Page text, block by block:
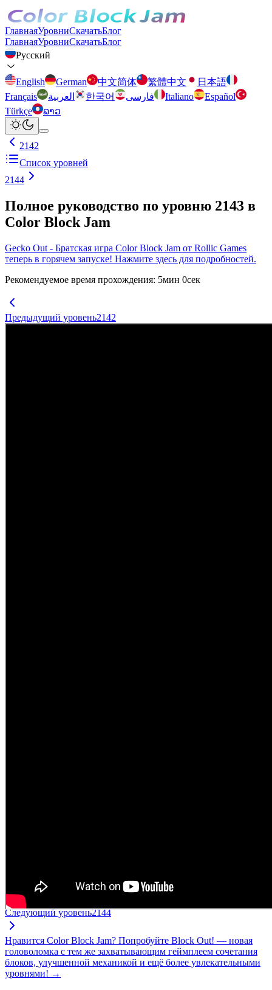
ГлавнаяУровниСкачатьБлог
ГлавнаяУровниСкачатьБлог
Русский
English German 中文简体 繁體中文
日本語
Français
العربية 한국어 فارسی Italiano
Español
Türkçe
ລາວ
2142
Список уровней
2144
Полное руководство по уровню 2143 в
Color Block Jam
Gecko Out - Братская игра Color Block Jam от Rollic Games
теперь в горячем запуске! Нажмите здесь для подробностей.
Рекомендуемое время прохождения: 5мин 0сек
Предыдущий уровень2142
Следующий уровень2144
Нравится Color Block Jam? Попробуйте Block Out! — новая
головоломка с тем же захватывающим геймплеем сочетания
блоков, улучшенной механикой и ещё более увлекательными
уровнями! →